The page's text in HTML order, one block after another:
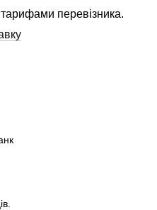
перевізника.